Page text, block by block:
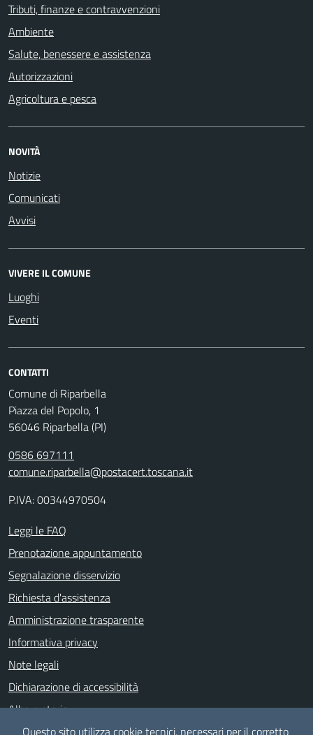
Tributi, finanze e contravvenzioni
Ambiente
Salute, benessere e assistenza
Autorizzazioni
Agricoltura e pesca
NOVITÀ
Notizie
Comunicati
Avvisi
VIVERE IL COMUNE
Luoghi
Eventi
CONTATTI
Comune di Riparbella
Piazza del Popolo, 1
56046 Riparbella (PI)
0586 697111
comune.riparbella@postacert.toscana.it
P.IVA: 00344970504
Leggi le FAQ
Prenotazione appuntamento
Segnalazione disservizio
Richiesta d'assistenza
Amministrazione trasparente
Informativa privacy
Note legali
Dichiarazione di accessibilità
Albo pretorio
Piano di Miglioramento dei servizi
Questo sito utilizza cookie tecnici, necessari per il corretto